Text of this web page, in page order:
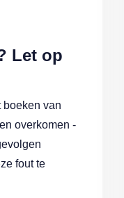
Let op
boeken van
overkomen -
fout te